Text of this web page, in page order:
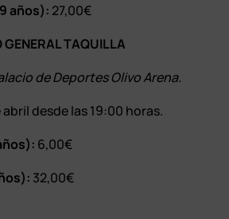
años): 27,00€
TAQUILLA
de Deportes Olivo Arena.
abril desde las 19:00 horas.
6,00€
32,00€